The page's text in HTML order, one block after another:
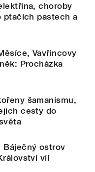
choroby
ptačích pastech a
Vavřincovy
Procházka
šamanismu,
cesty do
Báječný ostrov
víl